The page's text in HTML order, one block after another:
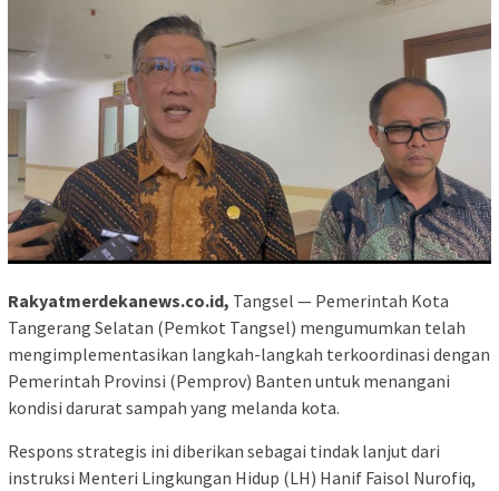
Rakyatmerdekanews.co.id, Tangsel — Pemerintah Kota
Tangerang Selatan (Pemkot Tangsel) mengumumkan telah
mengimplementasikan langkah-langkah terkoordinasi dengan
Pemerintah Provinsi (Pemprov) Banten untuk menangani
kondisi darurat sampah yang melanda kota.
Respons strategis ini diberikan sebagai tindak lanjut dari
instruksi Menteri Lingkungan Hidup (LH) Hanif Faisol Nurofiq,